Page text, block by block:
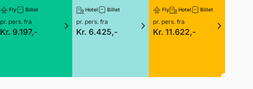
Fly Billet
pr. pers. fra
Kr. 9.197,-
Hotel Billet
pr. pers. fra
Kr. 6.425,-
Fly Hotel Billet
pr. pers. fra
Kr. 11.622,-